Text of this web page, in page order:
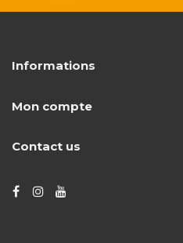
Informations
Mon compte
Contact us